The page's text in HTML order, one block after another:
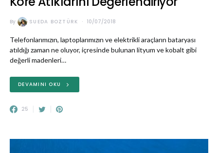
By SUEDA BOZTÜRK 10/07/2018
Telefonlarımızın, laptoplarımızın ve elektrikli araçların bataryası
atıldığı zaman ne oluyor, içresinde bulunan lityum ve kobalt gibi
değerli madenleri…
DEVAMINI OKU
25